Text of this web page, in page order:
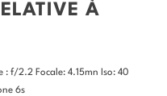
À
: f/2.2 Focale: 4.15mn Iso: 40
6s